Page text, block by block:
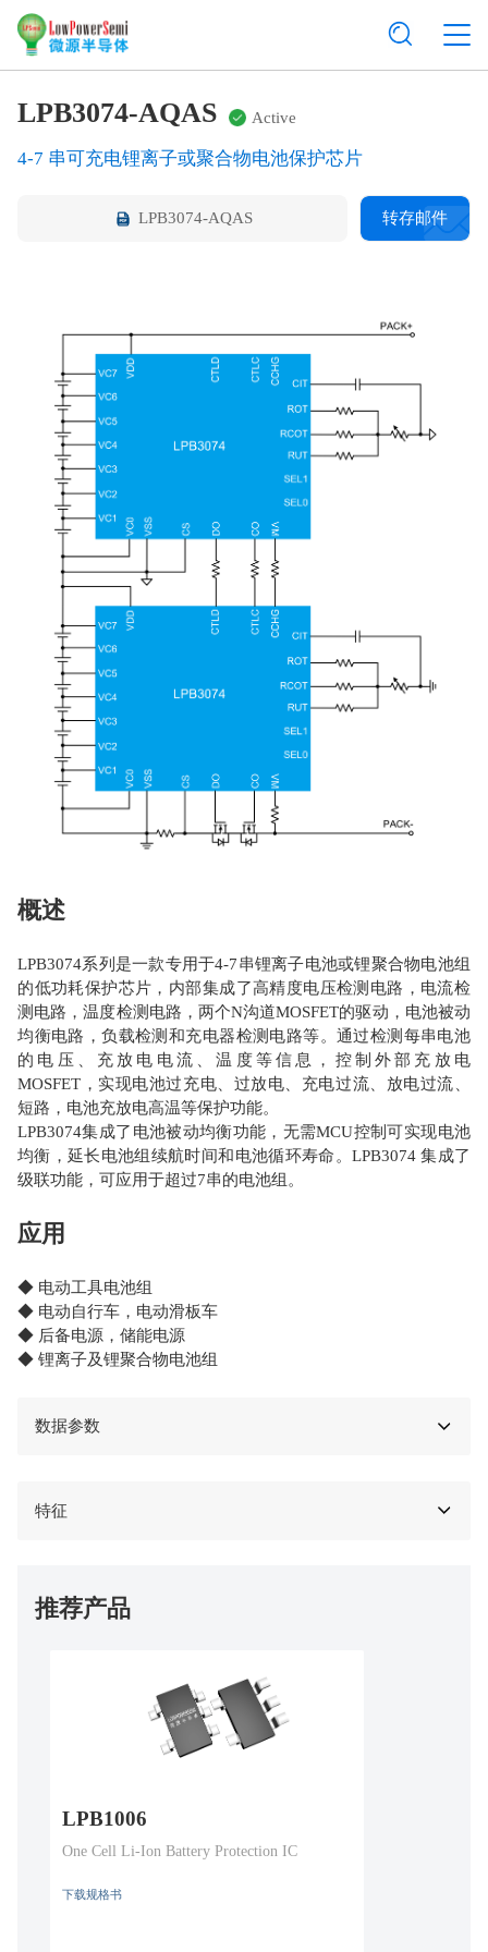
LPB3074-AQAS Active
4-7 串可充电锂离子或聚合物电池保护芯片
LPB3074-AQAS 转存邮件
概述
LPB3074系列是一款专用于4-7串锂离子电池或锂聚合物电池组
的低功耗保护芯片，内部集成了高精度电压检测电路，电流检
测电路，温度检测电路，两个N沟道MOSFET的驱动，电池被动
均衡电路，负载检测和充电器检测电路等。通过检测每串电池
的电压、充放电电流、温度等信息，控制外部充放电
MOSFET，实现电池过充电、过放电、充电过流、放电过流、
短路，电池充放电高温等保护功能。
LPB3074集成了电池被动均衡功能，无需MCU控制可实现电池
均衡，延长电池组续航时间和电池循环寿命。LPB3074 集成了
级联功能，可应用于超过7串的电池组。
应用
◆ 电动工具电池组
◆ 电动自行车，电动滑板车
◆ 后备电源，储能电源
◆ 锂离子及锂聚合物电池组
数据参数
特征
推荐产品
LPB1006
One Cell Li-Ion Battery Protection IC
下载规格书